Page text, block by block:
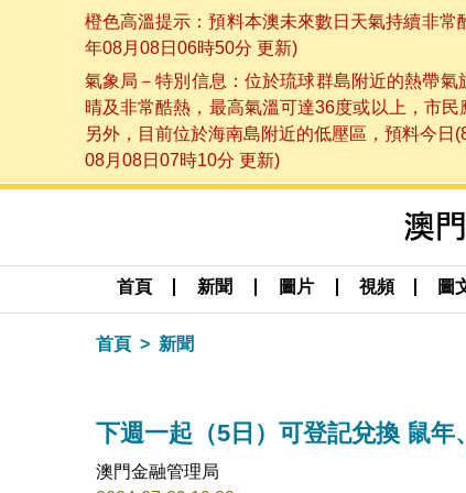
橙色高溫提示：預料本澳未來數日天氣持續非
年08月08日06時50分 更新)
氣象局－特別信息：位於琉球群島附近的熱帶
晴及非常酷熱，最高氣溫可達36度或以上，市
另外，目前位於海南島附近的低壓區，預料今
08月08日07時10分 更新)
首頁 新聞 圖片 視頻 圖
首頁 新聞
下週一起（5日）可登記兌換 鼠
澳門金融管理局